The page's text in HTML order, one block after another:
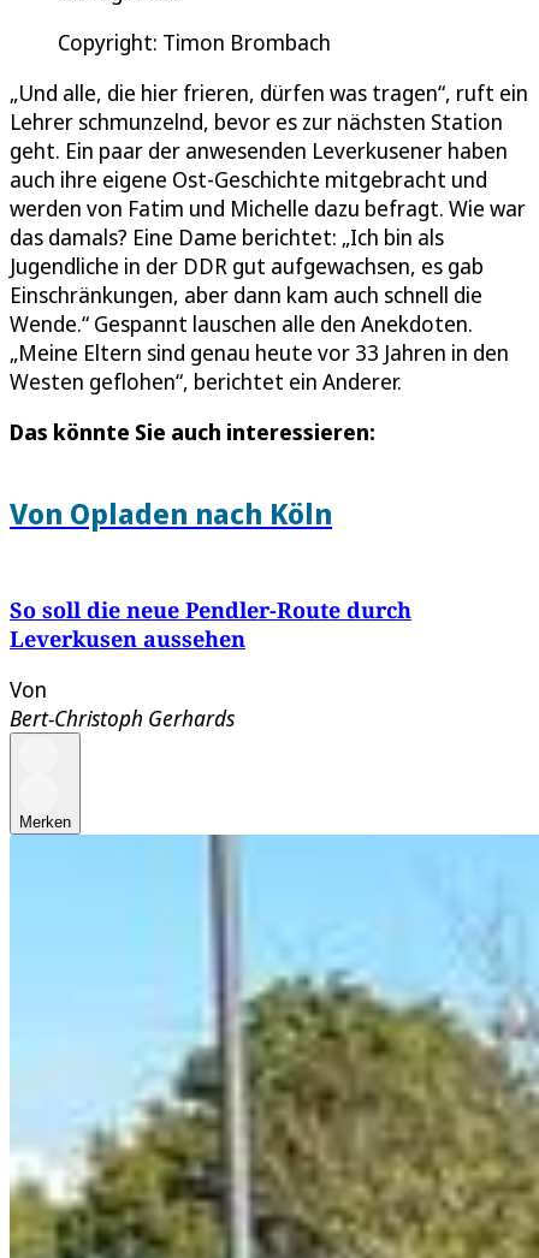
Copyright: Timon Brombach
„Und alle, die hier frieren, dürfen was tragen“, ruft ein
Lehrer schmunzelnd, bevor es zur nächsten Station
geht. Ein paar der anwesenden Leverkusener haben
auch ihre eigene Ost-Geschichte mitgebracht und
werden von Fatim und Michelle dazu befragt. Wie war
das damals? Eine Dame berichtet: „Ich bin als
Jugendliche in der DDR gut aufgewachsen, es gab
Einschränkungen, aber dann kam auch schnell die
Wende.“ Gespannt lauschen alle den Anekdoten.
„Meine Eltern sind genau heute vor 33 Jahren in den
Westen geflohen“, berichtet ein Anderer.
Das könnte Sie auch interessieren:
Von Opladen nach Köln
So soll die neue Pendler-Route durch
Leverkusen aussehen
Von
Bert-Christoph Gerhards
Merken